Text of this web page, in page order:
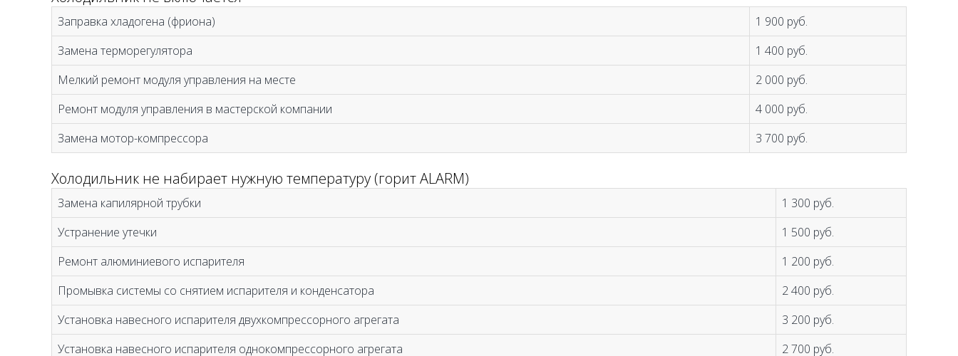
Заправка хладогена (фриона)
1 900 руб.
Замена терморегулятора
1 400 руб.
Мелкий ремонт модуля управления на месте
2 000 руб.
Ремонт модуля управления в мастерской компании
4 000 руб.
Замена мотор-компрессора
3 700 руб.
Холодильник не набирает нужную температуру (горит ALARM)
Замена капилярной трубки
1 300 руб.
Устранение утечки
1 500 руб.
Ремонт алюминиевого испарителя
1 200 руб.
Промывка системы со снятием испарителя и конденсатора
2 400 руб.
Установка навесного испарителя двухкомпрессорного агрегата
3 200 руб.
Установка навесного испарителя однокомпрессорного агрегата
2 700 руб.